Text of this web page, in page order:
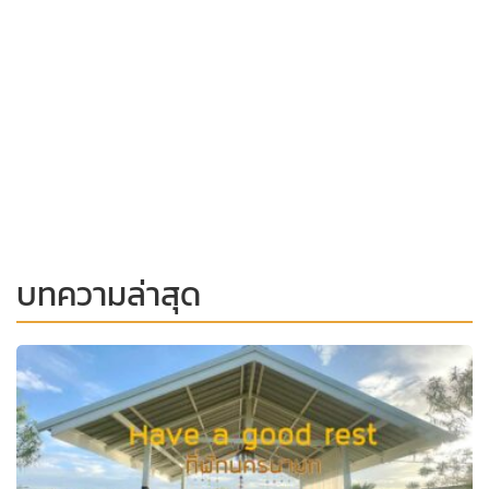
บทความล่าสุด